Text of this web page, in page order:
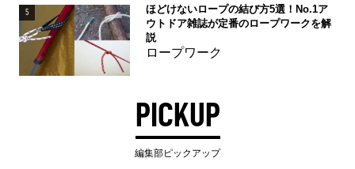
5
ほどけないロープの結び方5選！No.1ア
ウトドア雑誌が定番のロープワークを解
説
ロープワーク
PICKUP
編集部ピックアップ